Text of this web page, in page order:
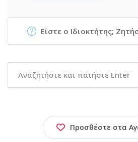
Είστε ο Ιδιοκτήτης;
Προσθέστε στα